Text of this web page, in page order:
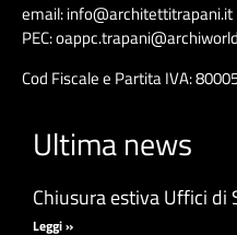
email: info@architettitrapani.it
PEC:
Cod Fiscale e Partita IVA:
Ultima news
Chiusura estiva Uffici di
Leggi »